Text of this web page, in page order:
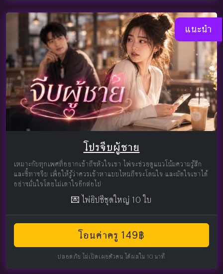
แนะนำ
โปรจีบผู้ชาย
เหมาะกับทุกเพศที่อยากเข้าถึงหัวใจเขา ไพ่จะช่วยดูแนวโน้มความรู้สึก
และชี้ทางจีบ เพื่อให้รู้ว่าควรเข้าหาแบบไหนถึงจะโดนใจ และมัดใจเขาได้
อย่างมั่นใจโดยไม่เดาใจอีกต่อไป
💌 ไพ่ยิปซีชุดใหญ่ 10 ใบ
โอนค่าครู 149฿
ปลอดภัย ไม่เปิดเผยตัวตน ได้ผลใน 10 นาที